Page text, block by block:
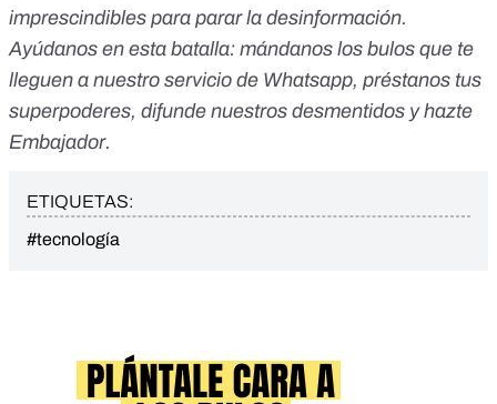
imprescindibles para parar la desinformación.
Ayúdanos en esta batalla: mándanos los bulos que te
lleguen a nuestro servicio de Whatsapp, préstanos tus
superpoderes, difunde nuestros desmentidos yhazte
Embajador.
ETIQUETAS:
#tecnología